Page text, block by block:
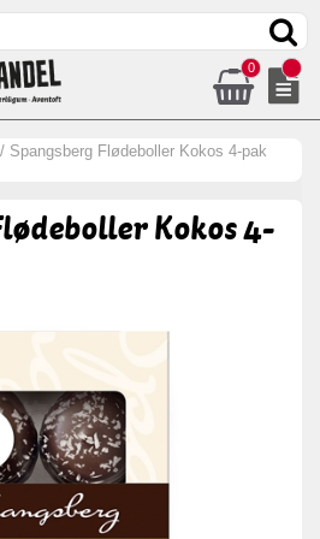
0
/ Spangsberg Flødeboller Kokos 4-pak
Kokos 4-